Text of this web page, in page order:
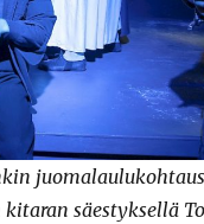
säestyksellä